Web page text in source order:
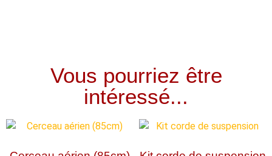
Vous pourriez être
intéressé...